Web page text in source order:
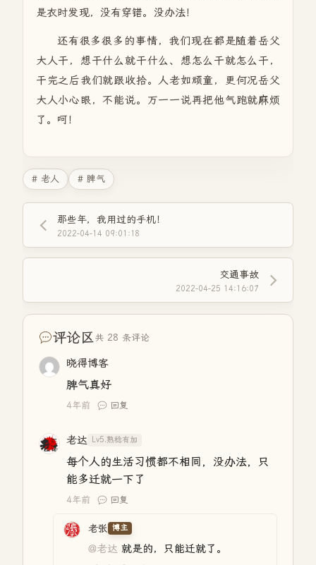
是衣时发现，没有穿错。没办法！
还有很多很多的事情，我们现在都是随着岳父
大人干，想干什么就干什么、想怎么干就怎么干，
干完之后我们就跟收拾。人老如顽童，更何况岳父
大人小心眼，不能说。万一一说再把他气跑就麻烦
了。呵！
# 老人 # 脾气
那些年，我用过的手机！
2022-04-14 09:01:18
交通事故
2022-04-25 14:16:07
评论区共 28 条评论
晓得博客
脾气真好
4年前 回复
老达 Lv5.熟稔有加
每个人的生活习惯都不相同，没办法，只
能多迁就一下了
4年前 回复
老张 博主
@老达 就是的，只能迁就了。